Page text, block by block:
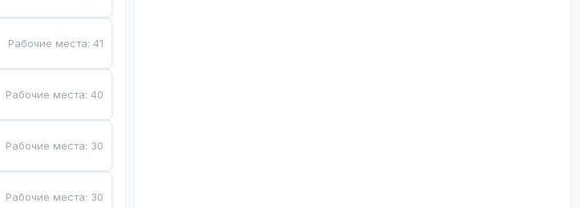
Рабочие места:41
Рабочие места:40
Рабочие места: 30
Рабочие места: 30